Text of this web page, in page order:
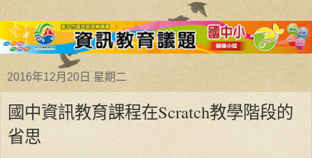
2016年12月20日 星期二
國中資訊教育課程在Scratch教學階段的
省思